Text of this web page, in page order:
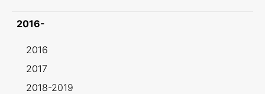
2016-
2016
2017
2018-2019